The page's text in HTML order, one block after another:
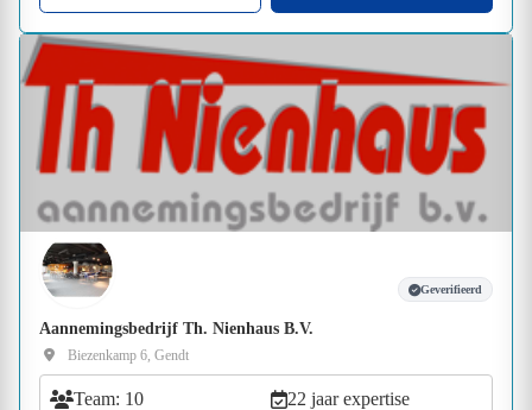
Geverifieerd
Aannemingsbedrijf Th. Nienhaus B.V.
Biezenkamp 6, Gendt
Team: 10 22 jaar expertise